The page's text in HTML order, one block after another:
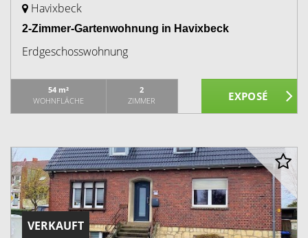
Havixbeck
2-Zimmer-Gartenwohnung in Havixbeck
Erdgeschosswohnung
54 m²
WOHNFLÄCHE
2
ZIMMER
VERKAUFT